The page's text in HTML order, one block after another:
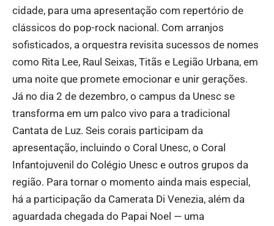
cidade, para uma apresentação com repertório de
clássicos do pop-rock nacional. Com arranjos
sofisticados, a orquestra revisita sucessos de nomes
como Rita Lee, Raul Seixas, Titãs e Legião Urbana, em
uma noite que promete emocionar e unir gerações.
Já no dia 2 de dezembro, o campus da Unesc se
transforma em um palco vivo para a tradicional
Cantata de Luz. Seis corais participam da
apresentação, incluindo o Coral Unesc, o Coral
Infantojuvenil do Colégio Unesc e outros grupos da
região. Para tornar o momento ainda mais especial,
há a participação da Camerata Di Venezia, além da
aguardada chegada do Papai Noel — uma